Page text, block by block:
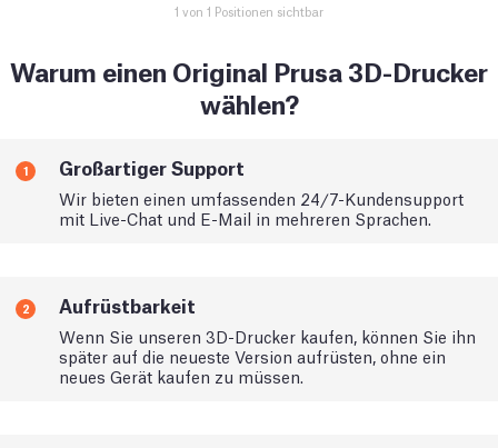
1 von 1 Positionen sichtbar
Warum einen Original Prusa 3D-Drucker
wählen?
1 Großartiger Support
Wir bieten einen umfassenden 24/7-Kundensupport
mit Live-Chat und E-Mail in mehreren Sprachen.
2 Aufrüstbarkeit
Wenn Sie unseren 3D-Drucker kaufen, können Sie ihn
später auf die neueste Version aufrüsten, ohne ein
neues Gerät kaufen zu müssen.